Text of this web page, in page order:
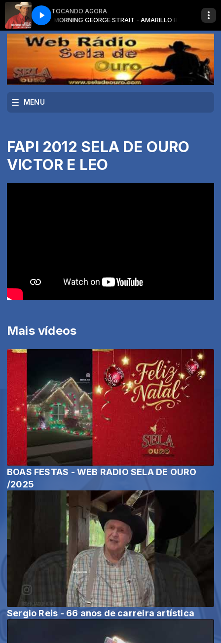
TOCANDO AGORA
AMARILLO BY MORNINGGEORGE STRAIT - AMARILLO BY MORNING
MENU
FAPI 2012 SELA DE OURO
VICTOR E LEO
Mais vídeos
BOAS FESTAS - WEB RADIO SELA DE OURO
/2025
Sergio Reis - 66 anos de carreira artística